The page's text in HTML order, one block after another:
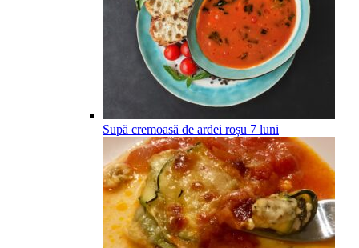
Supă cremoasă de ardei roșu 7 luni